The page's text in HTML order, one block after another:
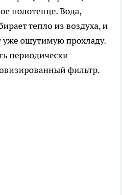
полотенце. Вода,
тепло из воздуха, и
уже ощутимую прохладу.
периодически
фильтр.